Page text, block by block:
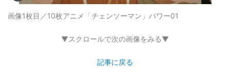
画像1枚目／10枚アニメ「チェンソーマン」パワー01
▼スクロールで次の画像をみる▼
記事に戻る